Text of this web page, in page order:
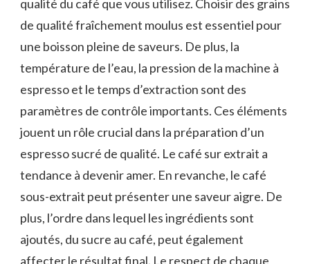
qualité du café que vous utilisez. Choisir des grains
de qualité fraîchement moulus est essentiel pour
une boisson pleine de saveurs. De plus, la
température de l’eau, la pression de la machine à
espresso et le temps d’extraction sont des
paramètres de contrôle importants. Ces éléments
jouent un rôle crucial dans la préparation d’un
espresso sucré de qualité. Le café sur extrait a
tendance à devenir amer. En revanche, le café
sous-extrait peut présenter une saveur aigre. De
plus, l’ordre dans lequel les ingrédients sont
ajoutés, du sucre au café, peut également
affecter le résultat final. Le respect de chaque